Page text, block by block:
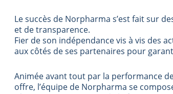
Le succès de Norpharma s’est fait sur
et de transparence.
Fier de son indépendance vis à vis des
aux côtés de ses partenaires pour
Animée avant tout par la performance
offre, l’équipe de Norpharma se